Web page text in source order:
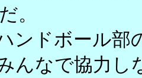
。
ンドボール部
んなで協力